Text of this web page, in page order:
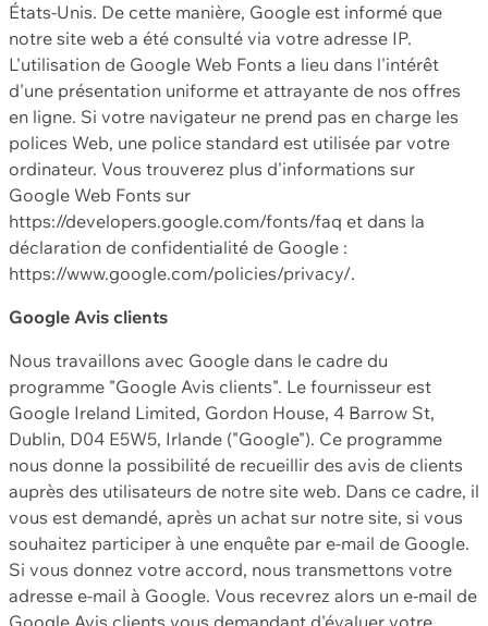
États-Unis. De cette manière, Google est informé que
notre site web a été consulté via votre adresse IP.
L'utilisation de Google Web Fonts a lieu dans l'intérêt
d'une présentation uniforme et attrayante de nos offres
en ligne. Si votre navigateur ne prend pas en charge les
polices Web, une police standard est utilisée par votre
ordinateur. Vous trouverez plus d'informations sur
Google Web Fonts sur
https://developers.google.com/fonts/faq et dans la
déclaration de confidentialité de Google :
https://www.google.com/policies/privacy/.
Google Avis clients
Nous travaillons avec Google dans le cadre du
programme "Google Avis clients". Le fournisseur est
Google Ireland Limited, Gordon House, 4 Barrow St,
Dublin, D04 E5W5, Irlande ("Google"). Ce programme
nous donne la possibilité de recueillir des avis de clients
auprès des utilisateurs de notre site web. Dans ce cadre, il
vous est demandé, après un achat sur notre site, si vous
souhaitez participer à une enquête par e-mail de Google.
Si vous donnez votre accord, nous transmettons votre
adresse e-mail à Google. Vous recevrez alors un e-mail de